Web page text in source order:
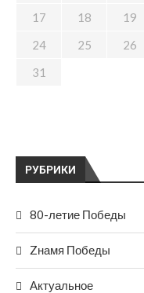
РУБРИКИ
80-летие Победы
Zнамя Победы
Актуальное
17
18 19
24
25 26
31